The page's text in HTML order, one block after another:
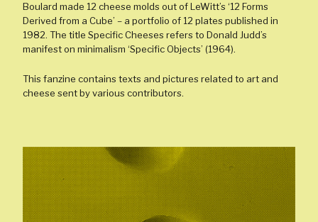
Boulard made 12 cheese molds out of LeWitt’s ‘12 Forms
Derived from a Cube’ – a portfolio of 12 plates published in
1982. The title Specific Cheeses refers to Donald Judd’s
manifest on minimalism ‘Specific Objects’ (1964).
This fanzine contains texts and pictures related to art and
cheese sent by various contributors.